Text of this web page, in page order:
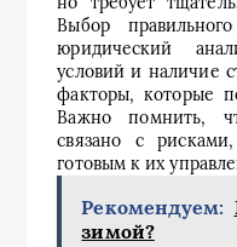
Выбор
юридический
условий и наличие
факторы, которые
Важно помнить,
связано с
готовым к их
Рекомендуем:
зимой?